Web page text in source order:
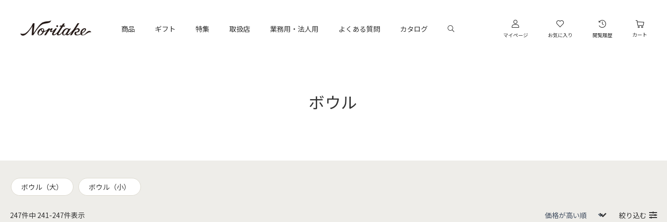
商品 ギフト 特集 取扱店 業務用・法人用 よくある質問 カタログ
マイページ お気に入り 閲覧履歴 カート
ボウル
ボウル（大） ボウル（小）
247件中 241-247件表示 絞り込む